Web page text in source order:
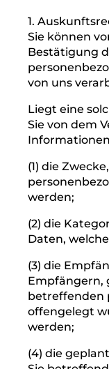
der
werden in
VII.
Ihnen
DSGVO und
Rechte
1.
Bestätigung
von uns
Liegt eine